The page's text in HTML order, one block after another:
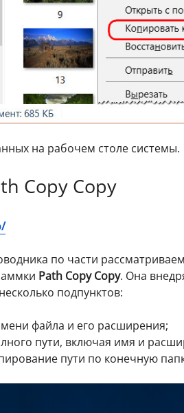
на рабочем столе системы.
Copy Copy
по части
Path Copy Copy. Она
подпунктов:
файла и его расширения;
пути, включая имя и
пути по конечную